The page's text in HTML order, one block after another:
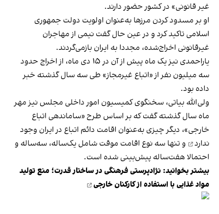
غیر قانونی» در کشور حضور دارند.
او بر مسدود کردن مرزها به‌عنوان اولویت دولت جمهوری
اسلامی تاکید کرد و در عین حال گفت نیمی از مهاجران
غیرقانونی اخراج‌شده، مجددا به ایران بازمی‌گردند.
یاراحمدی نیز یک ماه پیش از آن در ۱۵ دی‌ ماه، از اخراج حدود
سه میلیون نفر از «اتباع غیرمجاز» طی سه سال گذشته خبر
داده بود.
ولی‌الله بیاتی، سخنگوی کمیسیون امور داخلی مجلس نیز مهر
ماه سال گذشته گفت که بر اساس طرح «ساماندهی اتباع
خارجی»، دیگر چیزی به‌عنوان اقامت دائم اتباع در ایران وجود
ندارد
و تنها سه نوع اقامت موقت شامل یک‌ساله، سه‌ساله و
احتمالا هفت‌ساله پیش‌بینی شده است.
بیشتر بخوانید: نژادپرستی فرهنگی در ساختار قدرت؛ منع تولید
مواد غذایی با استفاده از کارکنان خارجی